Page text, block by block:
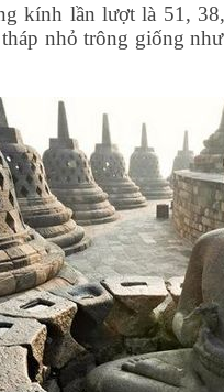
kính lần lượt là 51,
nhỏ trông giống